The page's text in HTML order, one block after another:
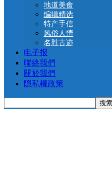
地道美食
编辑精选
特产手信
风俗人情
名胜古迹
电子报
聯絡我們
關於我們
隱私權政策